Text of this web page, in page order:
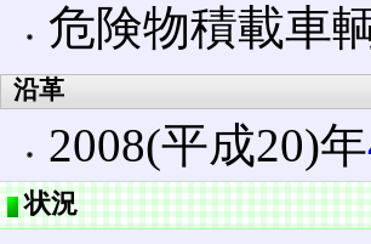
危険物積載車
沿革
2008(平成20)年
状況